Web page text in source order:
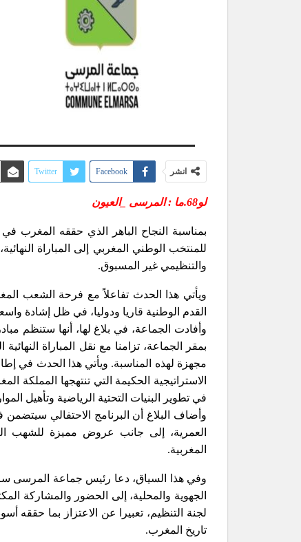
انشر Facebook
Twitter
لو68.ما : المرسى _العيون
للمنتخب الوطني المغربي إلى المباراة
والتنظيمي غير المسبوق.
ويأتي هذا الحدث تفاعلاً مع فرحة الشعب
القدم الوطنية قاريا ودوليا، في ظل إشادة
بمقر الجماعة، تزامنا مع نقل المباراة
مجهزة لهذه المناسبة. ويأتي هذا الحدث في
الاستراتيجية الحكيمة التي تنتهجها المملكة
في تطوير البنيات التحتية الرياضية وتأهيل
وأضاف البلاغ أن البرنامج الاحتفالي
العمرية، إلى جانب عروض مميزة للشهب
المغربية.
وفي هذا السياق، دعا رئيس جماعة المرسى
الجهوية والمحلية، إلى الحضور والمشاركة
لجنة التنظيم، تعبيرا عن الاعتزاز بما حققه
تاريخ المغرب.